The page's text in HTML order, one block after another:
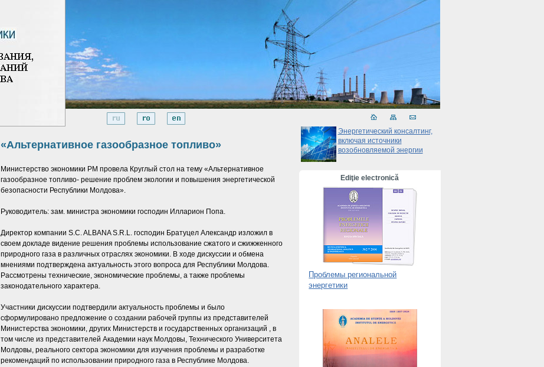
«Альтернативное газообразное топливо»
Министерство экономики РМ провела Круглый стол на тему «Альтернативное
газообразное топливо- решение проблем экологии и повышения энергетической
безопасности Республики Молдова».
Руководитель: зам. министра экономики господин Илларион Попа.
Директор компании S.C. ALBANA S.R.L. господин Братуцел Александр изложил в
своем докладе видение решения проблемы использование сжатого и сжижженного
природного газа в различных отраслях экономики. В ходе дискуссии и обмена
мнениями подтверждена актуальность этого вопроса для Республики Молдова.
Рассмотрены технические, экономические проблемы, а также проблемы
законодательного характера.
Участники дискуссии подтвердили актуальность проблемы и было
сформулировано предложение о создании рабочей группы из представителей
Министерства экономики, других Министерств и государственных организаций , в
том числе из представителей Академии наук Молдовы, Технического Университета
Молдовы, реального сектора экономики для изучения проблемы и разработке
рекомендаций по использовании природного газа в Республике Молдова.
Энергетический консалтинг,
включая источники
возобновляемой энергии
Ediţie electronică
Проблемы региональной
энергетики